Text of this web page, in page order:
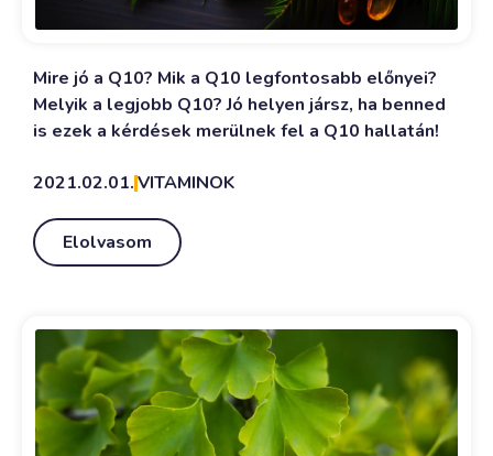
Mire jó a Q10? Mik a Q10 legfontosabb előnyei?
Melyik a legjobb Q10? Jó helyen jársz, ha benned
is ezek a kérdések merülnek fel a Q10 hallatán!
2021.02.01.VITAMINOK
Elolvasom